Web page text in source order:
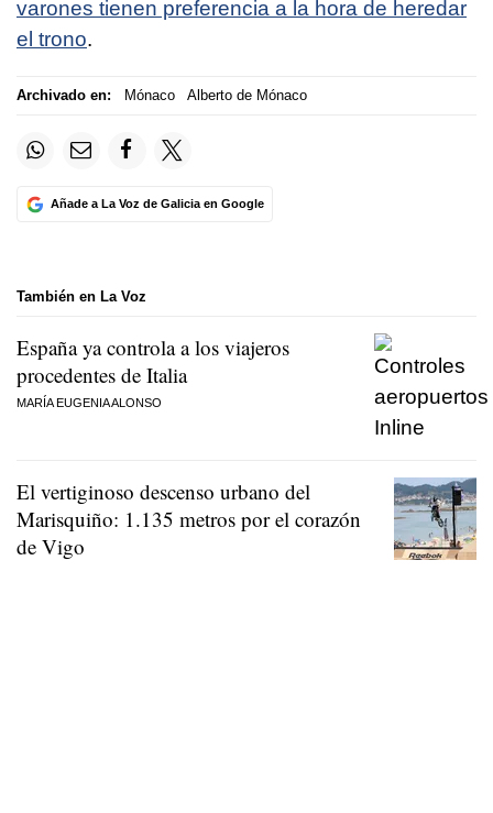
varones tienen preferencia a la hora de heredar
el trono.
Archivado en: Mónaco Alberto de Mónaco
Añade a La Voz de Galicia en Google
También en La Voz
España ya controla a los viajeros
procedentes de Italia
MARÍA EUGENIA ALONSO
El vertiginoso descenso urbano del
Marisquiño: 1.135 metros por el corazón
de Vigo